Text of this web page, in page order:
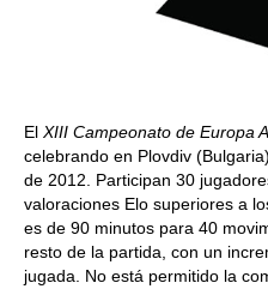
El XIII Campeonato de Europa
celebrando en Plovdiv
de 2012. Participan 30
valoraciones Elo superiores a
es de 90 minutos para 40
resto de la partida, con un
jugada. No está permitido la